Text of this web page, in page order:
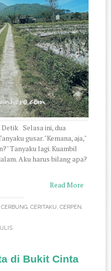
Detik Selasa ini, dua
gusar. "Kemana, aja,"
Tanyaku lagi. Kuambil
Aku harus bilang apa?
Read More
CERBUNG, CERITAKU, CERPEN,
di Bukit Cinta